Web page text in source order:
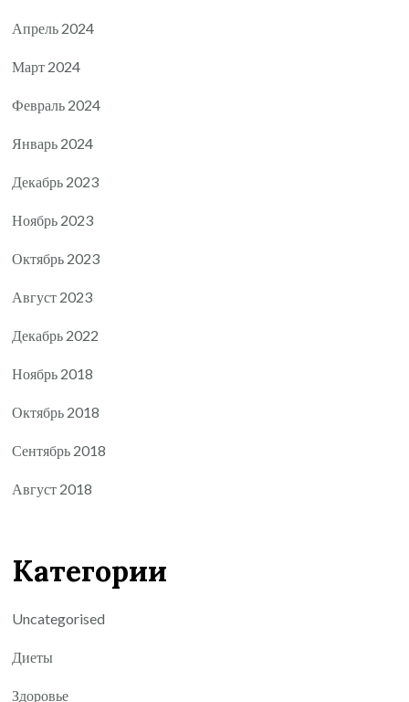
Апрель 2024
Март 2024
Февраль 2024
Январь 2024
Декабрь 2023
Ноябрь 2023
Октябрь 2023
Август 2023
Декабрь 2022
Ноябрь 2018
Октябрь 2018
Сентябрь 2018
Август 2018
Категории
Uncategorised
Диеты
Здоровье